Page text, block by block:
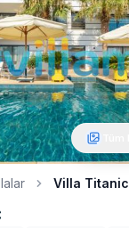
Villa Titanic